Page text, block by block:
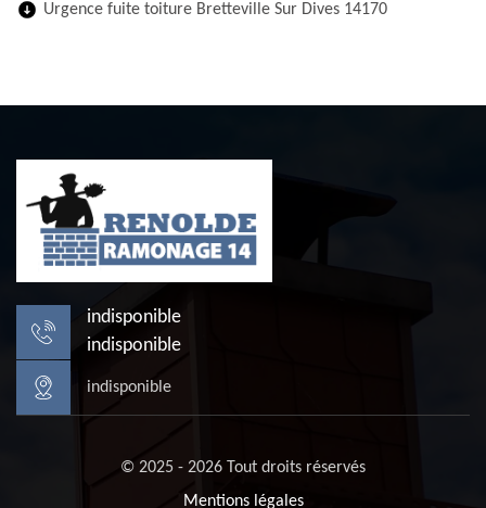
Urgence fuite toiture Bretteville Sur Dives 14170
indisponible
indisponible
indisponible
© 2025 - 2026 Tout droits réservés
Mentions légales